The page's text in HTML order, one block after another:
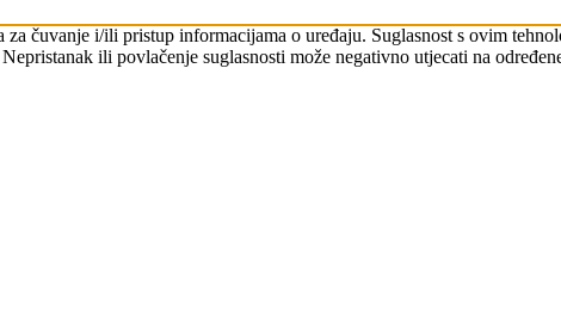
čuvanje i/ili pristup informacijama o uređaju. Suglasnost s ovim
ili povlačenje suglasnosti može negativno utjecati na